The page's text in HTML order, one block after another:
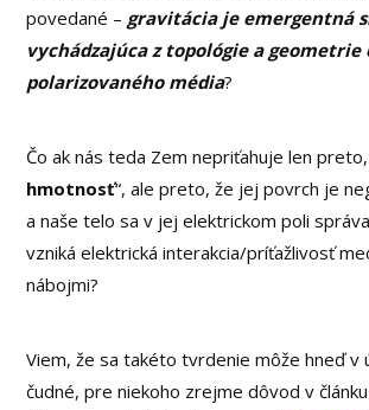
povedané – gravitácia je emergentná
vychádzajúca z topológie a
polarizovaného média?
Čo ak nás teda Zem nepriťahuje len preto,
hmotnosť“, ale preto, že jej povrch je
a naše telo sa v jej elektrickom poli
vzniká elektrická interakcia/príťažlivosť
nábojmi?
Viem, že sa takéto tvrdenie môže hneď v
čudné, pre niekoho zrejme dôvod v